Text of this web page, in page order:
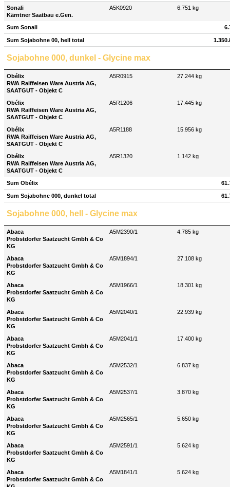
Sonali
Kärntner Saatbau e.Gen.
A5K0920 6.751 kg
Sum Sonali
Sum Sojabohne 00, hell total
Sojabohne 000, dunkel - Glycine max
Obélix
RWA Raiffeisen Ware Austria AG,
SAATGUT - Objekt C
A5R0915 27.244 kg
Obélix
RWA Raiffeisen Ware Austria AG,
SAATGUT - Objekt C
A5R1206 17.445 kg
Obélix
RWA Raiffeisen Ware Austria AG,
SAATGUT - Objekt C
A5R1188 15.956 kg
Obélix
RWA Raiffeisen Ware Austria AG,
SAATGUT - Objekt C
A5R1320 1.142 kg
Sum Obélix
Sum Sojabohne 000, dunkel total
Sojabohne 000, hell - Glycine max
Abaca
Probstdorfer Saatzucht Gmbh & Co
KG
A5M2390/1 4.785 kg
Abaca
Probstdorfer Saatzucht Gmbh & Co
KG
A5M1894/1 27.108 kg
Abaca
Probstdorfer Saatzucht Gmbh & Co
KG
A5M1966/1 18.301 kg
Abaca
Probstdorfer Saatzucht Gmbh & Co
KG
A5M2040/1 22.939 kg
Abaca
Probstdorfer Saatzucht Gmbh & Co
KG
A5M2041/1 17.400 kg
Abaca
Probstdorfer Saatzucht Gmbh & Co
KG
A5M2532/1 6.837 kg
Abaca
Probstdorfer Saatzucht Gmbh & Co
KG
A5M2537/1 3.870 kg
Abaca
Probstdorfer Saatzucht Gmbh & Co
KG
A5M2565/1 5.650 kg
Abaca
Probstdorfer Saatzucht Gmbh & Co
KG
A5M2591/1 5.624 kg
Abaca
Probstdorfer Saatzucht Gmbh & Co
A5M1841/1 5.624 kg